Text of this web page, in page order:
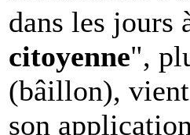
dans les jours
citoyenne",
(bâillon), vient
son